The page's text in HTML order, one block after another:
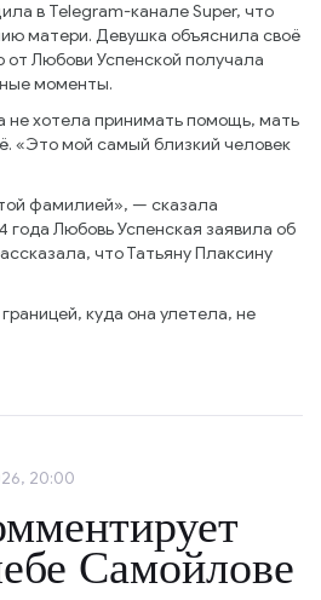
в Telegram-канале Super, что
матери. Девушка объяснила своё
Любови Успенской получала
моменты.
не хотела принимать помощь, мать
«Это мой самый близкий человек
фамилией», — сказала
года Любовь Успенская заявила об
что Татьяну Плаксину
куда она улетела, не
20:00
Самойлове